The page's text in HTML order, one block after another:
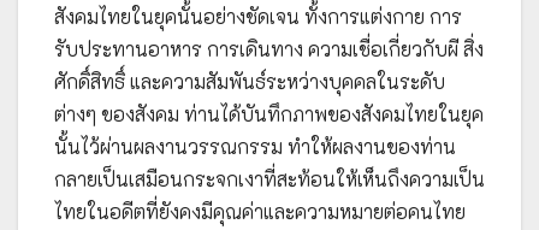
สังคมไทยในยุคนั้นอย่างชัดเจน ทั้งการแต่งกาย การ
รับประทานอาหาร การเดินทาง ความเชื่อเกี่ยวกับผี สิ่ง
ศักดิ์สิทธิ์ และความสัมพันธ์ระหว่างบุคคลในระดับ
ต่างๆ ของสังคม ท่านได้บันทึกภาพของสังคมไทยในยุค
นั้นไว้ผ่านผลงานวรรณกรรม ทำให้ผลงานของท่าน
กลายเป็นเสมือนกระจกเงาที่สะท้อนให้เห็นถึงความเป็น
ไทยในอดีตที่ยังคงมีคุณค่าและความหมายต่อคนไทย